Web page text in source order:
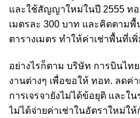
และใช้สัญญาใหม่ในปี 2555 ทอ
เมตรละ 300 บาท และคิดตาม
ตารางเมตร ทำให้ค่าเช่าพื้นที่เ
อย่างไรก็ตาม บริษัท การบินไท
งานต่างๆ เพื่อขอให้ ทอท. ลดค่
การเจรจายังไม่ได้ข้อยุติ และใ
ไม่ได้จ่ายค่าเช่าในอัตราใหม่ใ